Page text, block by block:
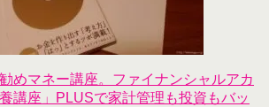
めマネー講座。ファイナンシャルアカ
講座」PLUSで家計管理も投資もバッ